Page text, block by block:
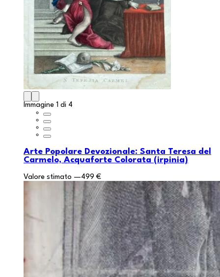
Immagine 1 di 4
Arte Popolare Devozionale: Santa Teresa del
Carmelo, Acquaforte Colorata (irpinia)
Valore stimato —499 €